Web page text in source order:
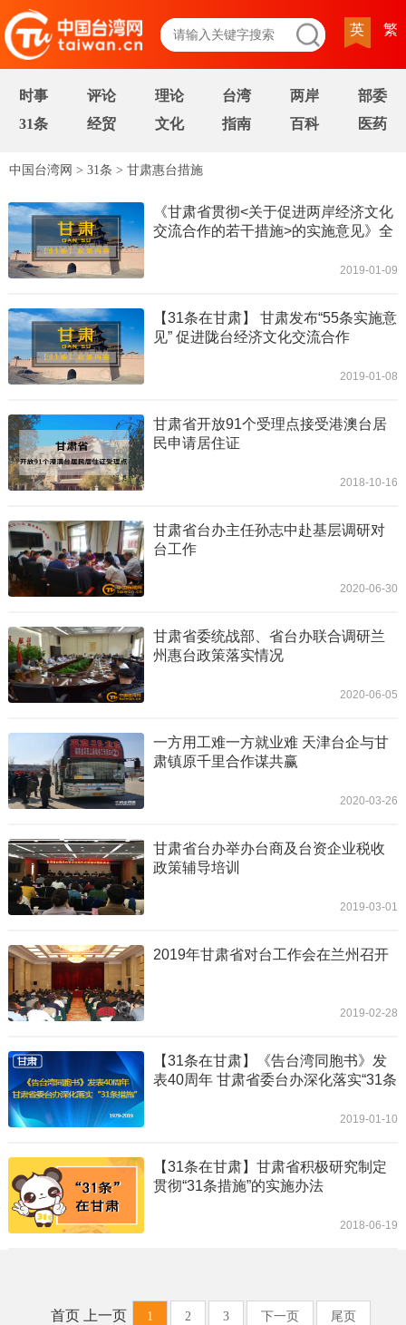
英 繁
时事 评论 理论 台湾 两岸
部委
31条
经贸 文化 指南 百科 医药
中国台湾网 > 31条 > 甘肃惠台措施
《甘肃省贯彻<关于促进两岸经济文化
交流合作的若干措施>的实施意见》全
2019-01-09
【31条在甘肃】 甘肃发布“55条实施意
见” 促进陇台经济文化交流合作
2019-01-08
甘肃省开放91个受理点接受港澳台居
民申请居住证
2018-10-16
甘肃省台办主任孙志中赴基层调研对
台工作
2020-06-30
甘肃省委统战部、省台办联合调研兰
州惠台政策落实情况
2020-06-05
一方用工难一方就业难 天津台企与甘
肃镇原千里合作谋共赢
2020-03-26
甘肃省台办举办台商及台资企业税收
政策辅导培训
2019-03-01
2019年甘肃省对台工作会在兰州召开
2019-02-28
【31条在甘肃】《告台湾同胞书》发
表40周年 甘肃省委台办深化落实“31条
2019-01-10
【31条在甘肃】甘肃省积极研究制定
贯彻“31条措施”的实施办法
2018-06-19
首页 上一页 1 2 3 下一页 尾页